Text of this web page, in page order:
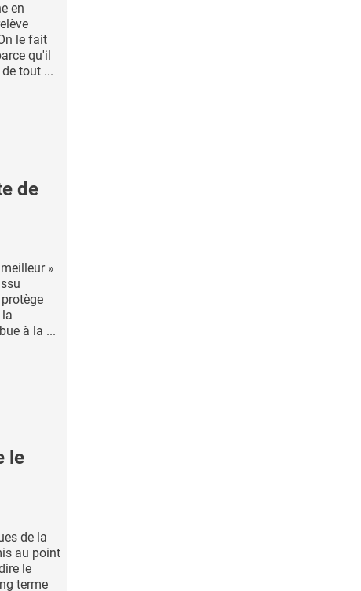
en
le fait
qu'il
tout ...
de
»
à la ...
le
de la
au point
le
terme